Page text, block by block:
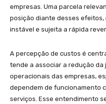
empresas. Uma parcela
posição diante desses
instável e sujeita a rápida
A percepção de custos é
tende a associar a redução
operacionais das empresas,
dependem de funcionamento
serviços. Esse entendimento